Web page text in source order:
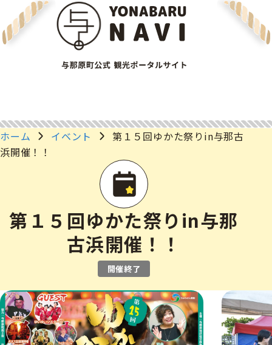
ホーム イベント
第１５回ゆかた祭りin与那古
浜開催！！
第１５回ゆかた祭りin与那
古浜開催！！
開催終了